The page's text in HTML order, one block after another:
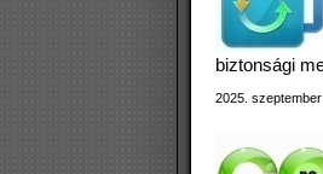
biztonsági
2025.